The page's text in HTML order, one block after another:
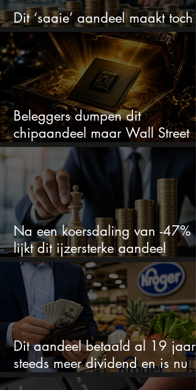
Dit ‘saaie’ aandeel maakt toch
bizar veel winst
Beleggers dumpen dit
chipaandeel maar Wall Street
ziet een zeldzame koopkans
Na een koersdaling van -47%
lijkt dit ijzersterke aandeel
aantrekkelijker dan ooit
Dit aandeel betaald al 19 jaar
steeds meer dividend en is nu
goedkoop